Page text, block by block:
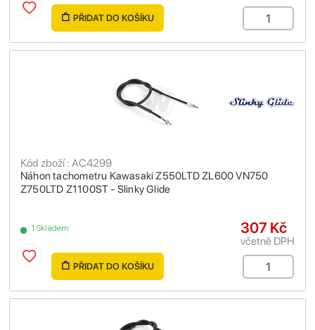
PŘIDAT DO KOŠÍKU
Náhon tachometru Kawasaki Z550LTD ZL600 VN750
Z750LTD Z1100ST - Slinky Glide
Kód zboží : AC4299
1 Skladem 307 Kč
včetně DPH
PŘIDAT DO KOŠÍKU